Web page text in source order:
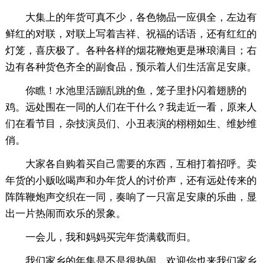
大集上的年货可真不少，各色物品一应俱全，左边有
鲜红的对联，对联上写着吉祥、祝福的话语，还有红红的
灯笼，喜庆极了。各种各样的烟花鞭炮更是琳琅满目；右
边有各种货色齐全的副食品，预示着人们生活富足安康。
你瞧！水池里活蹦乱跳的鱼，笼子里扑闪着翅膀的
鸡。远处围在一同的人们在干什么？我走近一看，原来人
们在看节目，杂技演员们、小丑表演的栩栩如生、维妙维
俏。
大家各自购着买自己需要的东西，互相打着招呼。卖
年货的小贩吆喝声和办年货人的讨价声，还有远处传来的
阵阵鞭炮声交织在一同，奏响了一只富足安康的乐曲，显
出一片热闹而欢乐的景象。
一会儿，我和妈妈买完年货满载而归。